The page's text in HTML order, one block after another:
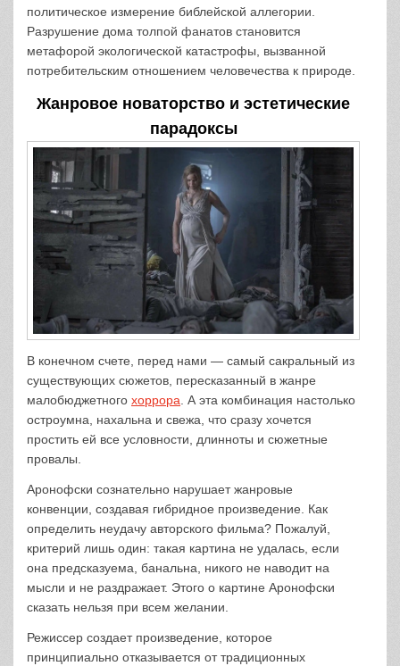
политическое измерение библейской аллегории.
Разрушение дома толпой фанатов становится
метафорой экологической катастрофы, вызванной
потребительским отношением человечества к природе.
Жанровое новаторство и эстетические
парадоксы
В конечном счете, перед нами — самый сакральный из
существующих сюжетов, пересказанный в жанре
малобюджетного хоррора. А эта комбинация настолько
остроумна, нахальна и свежа, что сразу хочется
простить ей все условности, длинноты и сюжетные
провалы.
Аронофски сознательно нарушает жанровые
конвенции, создавая гибридное произведение. Как
определить неудачу авторского фильма? Пожалуй,
критерий лишь один: такая картина не удалась, если
она предсказуема, банальна, никого не наводит на
мысли и не раздражает. Этого о картине Аронофски
сказать нельзя при всем желании.
Режиссер создает произведение, которое
принципиально отказывается от традиционных